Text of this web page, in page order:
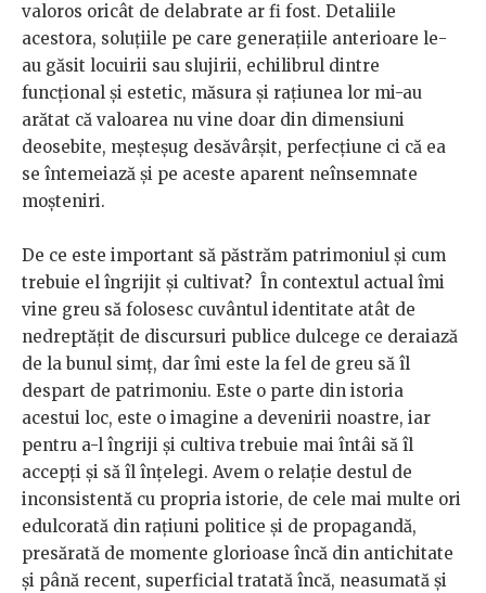
valoros oricât de delabrate ar fi fost. Detaliile
acestora, soluțiile pe care generațiile anterioare le-
au găsit locuirii sau slujirii, echilibrul dintre
funcțional și estetic, măsura și rațiunea lor mi-au
arătat că valoarea nu vine doar din dimensiuni
deosebite, meșteșug desăvârșit, perfecțiune ci că ea
se întemeiază și pe aceste aparent neînsemnate
moșteniri.
De ce este important să păstrăm patrimoniul și cum
trebuie el îngrijit și cultivat? În contextul actual îmi
vine greu să folosesc cuvântul identitate atât de
nedreptățit de discursuri publice dulcege ce deraiază
de la bunul simț, dar îmi este la fel de greu să îl
despart de patrimoniu. Este o parte din istoria
acestui loc, este o imagine a devenirii noastre, iar
pentru a-l îngriji și cultiva trebuie mai întâi să îl
accepți și să îl înțelegi. Avem o relație destul de
inconsistentă cu propria istorie, de cele mai multe ori
edulcorată din rațiuni politice și de propagandă,
presărată de momente glorioase încă din antichitate
și până recent, superficial tratată încă, neasumată și